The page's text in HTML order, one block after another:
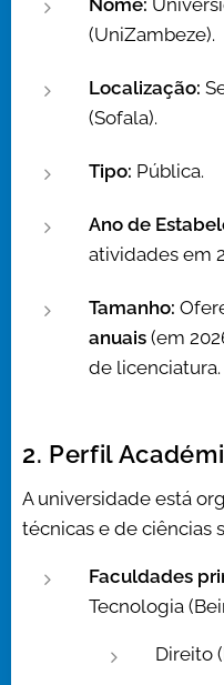
Nome:
(UniZambeze).
Localização:
(Sofala).
Tipo: Pública.
Ano de
atividades em
Tamanho:
anuais (em
de licenciatura.
2. Perfil
A universidade está
técnicas e de ciências
Faculdades
Tecnologia
Direito